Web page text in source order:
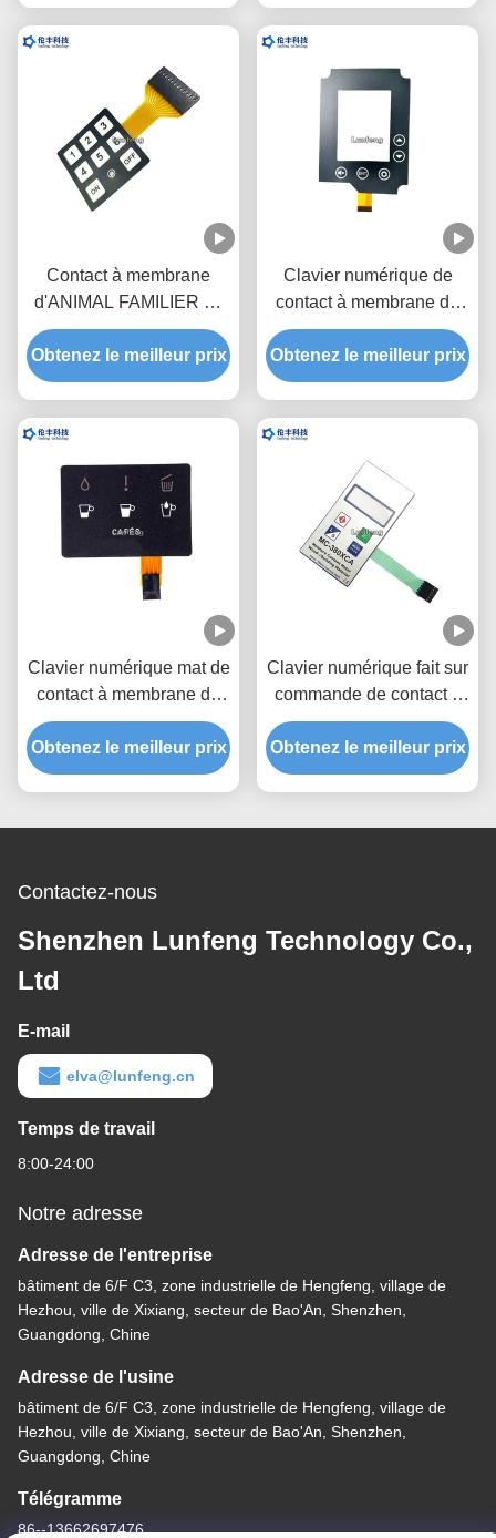
Contact à membrane
d'ANIMAL FAMILIER de
FPC, commutateur de
clavier de membrane
d'ODM d'OEM
Obtenez le meilleur prix
Clavier numérique de
contact à membrane de
circuit de FPC, Matte
Membrane Keyboard
Switch
Obtenez le meilleur prix
Clavier numérique mat de
contact à membrane de
FPC, contact à
membrane d'ANIMAL
FAMILIER pour des cafés
Obtenez le meilleur prix
Clavier numérique fait sur
commande de contact à
membrane, contact à
membrane d'ANIMAL
FAMILIER de mètre de
Obtenez le meilleur prix
Contactez-nous
Shenzhen Lunfeng Technology Co.,
Ltd
E-mail
elva@lunfeng.cn
Temps de travail
8:00-24:00
Notre adresse
Adresse de l'entreprise
bâtiment de 6/F C3, zone industrielle de Hengfeng, village de
Hezhou, ville de Xixiang, secteur de Bao'An, Shenzhen,
Guangdong, Chine
Adresse de l'usine
bâtiment de 6/F C3, zone industrielle de Hengfeng, village de
Hezhou, ville de Xixiang, secteur de Bao'An, Shenzhen,
Guangdong, Chine
Télégramme
86--13662697476